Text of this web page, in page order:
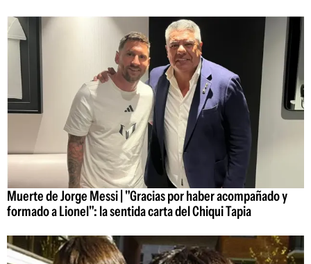
Muerte de Jorge Messi | "Gracias por haber acompañado y
formado a Lionel": la sentida carta del Chiqui Tapia